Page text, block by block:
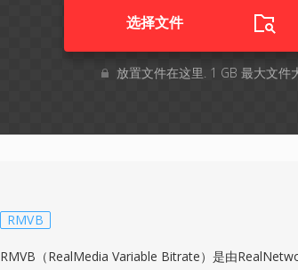
选择文件
放置文件在这里. 1 GB 最大文件
RMVB
RMVB（RealMedia Variable Bitrate）是由